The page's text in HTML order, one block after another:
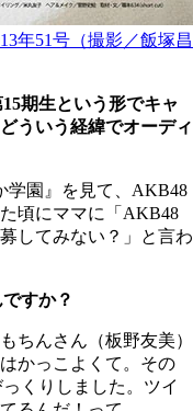
年51号（撮影／飯塚昌
期生という形でキャ
ういう経緯でオーディ
園』を見て、AKB48
頃にママに「AKB48
してみない？」と言わ
すか？
ちんさん（板野友美）
かっこよくて。その
くりしました。ツイ